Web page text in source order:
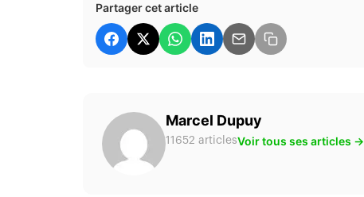
Partager cet article
Marcel Dupuy
11652 articlesVoir tous ses articles →